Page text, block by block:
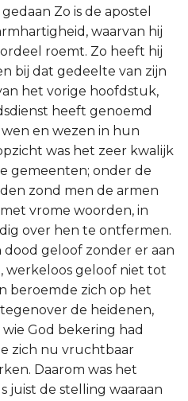
Zo is de apostel
waarvan hij
roemt. Zo heeft hij
bij dat gedeelte van zijn
het vorige hoofdstuk,
heeft genoemd
en wezen in hun
was het zeer kwalijk
gemeenten; onder de
zond men de armen
vrome woorden, in
over hen te ontfermen.
geloof zonder er aan
werkeloos geloof niet tot
beroemde zich op het
de heidenen,
God bekering had
zich nu vruchtbaar
Daarom was het
juist de stelling waaraan